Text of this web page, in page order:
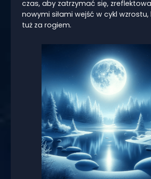
czas, aby zatrzymać się,
nowymi siłami wejść w cykl
tuż za rogiem.